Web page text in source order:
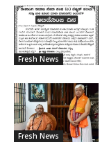
Fresh News
Fresh News